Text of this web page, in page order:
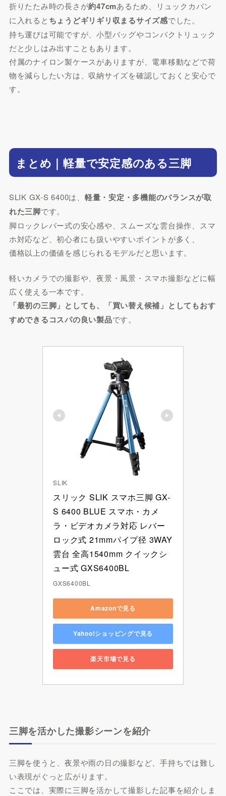
折りたたみ時の長さが約47cmあるため、リュックカバン
に入れると ちょうどギリギリ収まるサイズ感でした。
持ち運びは可能ですが、小型バッグやコンパクトリュック
だと少しはみ出すこともあります。
付属のナイロン製ケースがありますが、電車移動などで荷
物を減らしたい方は、収納サイズを確認しておくと安心で
す。
まとめ｜軽量で安定感のある三脚
SLIK GX-S 6400は、 軽量・安定・多機能のバランスが取
れた三脚です。
脚ロックレバー式の安心感や、スムーズな雲台操作、スマ
ホ対応など、初心者にも扱いやすいポイントが多く、
価格以上の価値を感じられるモデルだと思います。
軽いカメラでの撮影や、夜景・風景・スマホ撮影などに幅
広く使える一本です。
「最初の三脚」としても、「買い替え候補」としてもおす
すめできるコスパの良い製品です。
SLIK
スリック SLIK スマホ三脚 GX-
S 6400 BLUE スマホ・カメ
ラ・ビデオカメラ対応 レバー
ロック式 21mmパイプ径 3WAY
雲台 全高1540mm クイックシ
ュー式 GXS6400BL
GXS6400BL
Amazonで見る
Yahoo!ショッピングで見る
楽天市場で見る
三脚を活かした撮影シーンを紹介
三脚を使うと、夜景や雨の日の撮影など、手持ちでは難し
い表現がぐっと広がります。
ここでは、実際に三脚を活かして撮影した記事を紹介しま